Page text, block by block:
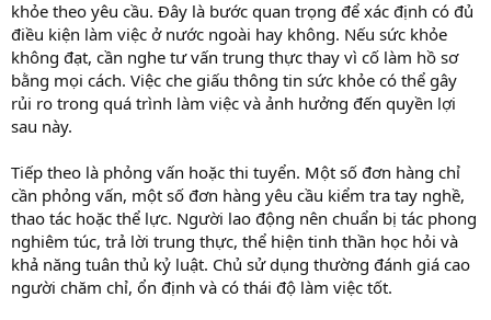
khỏe theo yêu cầu. Đây là bước quan trọng để xác định có đủ
điều kiện làm việc ở nước ngoài hay không. Nếu sức khỏe
không đạt, cần nghe tư vấn trung thực thay vì cố làm hồ sơ
bằng mọi cách. Việc che giấu thông tin sức khỏe có thể gây
rủi ro trong quá trình làm việc và ảnh hưởng đến quyền lợi
sau này.
Tiếp theo là phỏng vấn hoặc thi tuyển. Một số đơn hàng chỉ
cần phỏng vấn, một số đơn hàng yêu cầu kiểm tra tay nghề,
thao tác hoặc thể lực. Người lao động nên chuẩn bị tác phong
nghiêm túc, trả lời trung thực, thể hiện tinh thần học hỏi và
khả năng tuân thủ kỷ luật. Chủ sử dụng thường đánh giá cao
người chăm chỉ, ổn định và có thái độ làm việc tốt.